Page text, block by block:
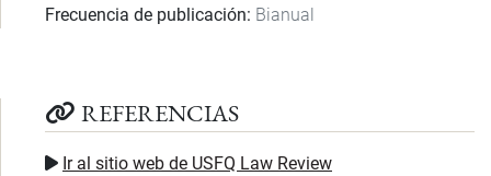
Frecuencia de publicación Bianual
REFERENCIAS
Ir al sitio web de USFQ Law Review